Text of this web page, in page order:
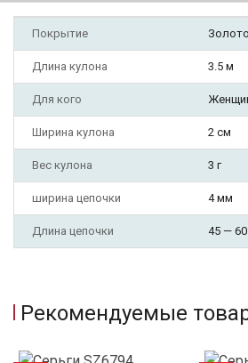
Покрытие
Длина кулона 3.5 м
Для кого
Ширина кулона 2 см
Вес кулона 3 г
ширина цепочки 4 мм
Длина цепочки 45 —
Рекомендуемые